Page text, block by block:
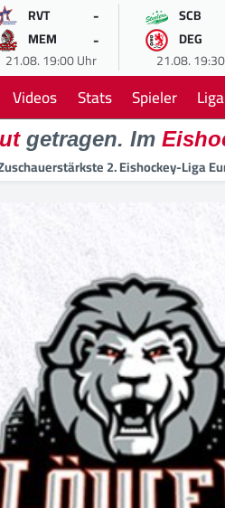
RVT -
MEM -
21.08. 19:00 Uhr
SCB
DEG
21.08.
Videos Stats Spieler Liga
getragen. Im
2. Eishockey-Liga